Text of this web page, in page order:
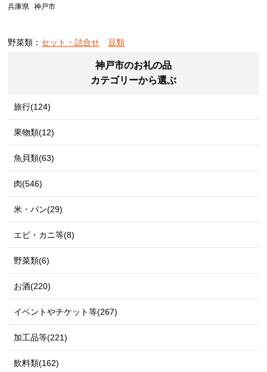
兵庫県
神戸市
野菜類： セット・詰合せ 豆類
神戸市のお礼の品
カテゴリーから選ぶ
旅行(124)
果物類(12)
魚貝類(63)
肉(546)
米・パン(29)
エビ・カニ等(8)
野菜類(6)
お酒(220)
イベントやチケット等(267)
加工品等(221)
飲料類(162)